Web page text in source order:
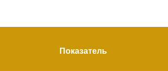
Показатель